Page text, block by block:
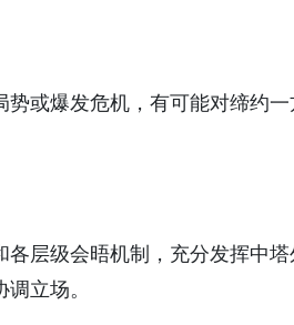
或爆发危机，有可能对缔约
各层级会晤机制，充分发挥中
立场。